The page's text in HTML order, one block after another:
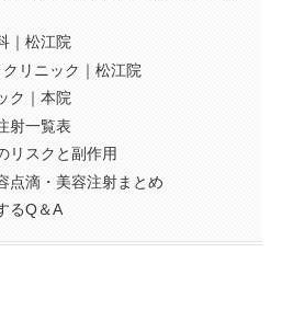
｜松江院
リニック｜松江院
ク｜本院
射一覧表
リスクと副作用
点滴・美容注射まとめ
るQ＆A